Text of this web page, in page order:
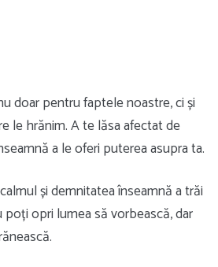
doar pentru faptele noastre, ci și
le hrănim. A te lăsa afectat de
a le oferi puterea asupra ta.
și demnitatea înseamnă a trăi
opri lumea să vorbească, dar